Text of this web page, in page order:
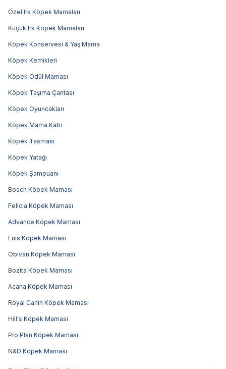
Özel Irk Köpek Mamaları
Küçük Irk Köpek Mamaları
Köpek Konservesi & Yaş Mama
Köpek Kemikleri
Köpek Ödül Maması
Köpek Taşıma Çantası
Köpek Oyuncakları
Köpek Mama Kabı
Köpek Tasması
Köpek Yatağı
Köpek Şampuanı
Bosch Köpek Maması
Felicia Köpek Maması
Advance Köpek Maması
Luis Köpek Maması
Obivan Köpek Maması
Bozita Köpek Maması
Acana Köpek Maması
Royal Canin Köpek Maması
Hill's Köpek Maması
Pro Plan Köpek Maması
N&D Köpek Maması